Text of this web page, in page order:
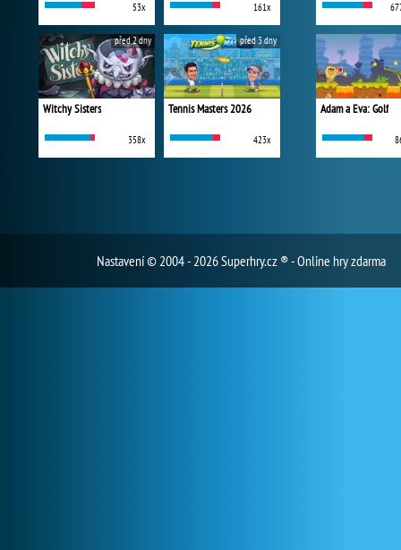
53x 161x
Witchy Sisters
358x
před 2 dny
Tennis Masters 2026
423x
před 3 dny
Adam a Eva: Golf
Nastavení© 2004 - 2026 Superhry.cz ® - Online hry zdarma